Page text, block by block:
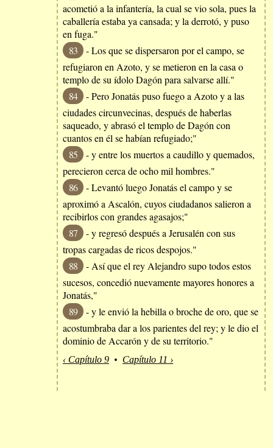
acometió a la infantería, la cual se vio sola, pues la
caballería estaba ya cansada; y la derrotó, y puso
en fuga."
83
- Los que se dispersaron por el campo, se
refugiaron en Azoto, y se metieron en la casa o
templo de su ídolo Dagón para salvarse allí."
84
- Pero Jonatás puso fuego a Azoto y a las
ciudades circunvecinas, después de haberlas
saqueado, y abrasó el templo de Dagón con
cuantos en él se habían refugiado;"
85
- y entre los muertos a caudillo y quemados,
perecieron cerca de ocho mil hombres."
86
- Levantó luego Jonatás el campo y se
aproximó a Ascalón, cuyos ciudadanos salieron a
recibirlos con grandes agasajos;"
87
- y regresó después a Jerusalén con sus
tropas cargadas de ricos despojos."
88
- Así que el rey Alejandro supo todos estos
sucesos, concedió nuevamente mayores honores a
Jonatás,"
89
- y le envió la hebilla o broche de oro, que se
acostumbraba dar a los parientes del rey; y le dio el
dominio de Accarón y de su territorio."
‹ Capítulo 9 • Capítulo 11 ›